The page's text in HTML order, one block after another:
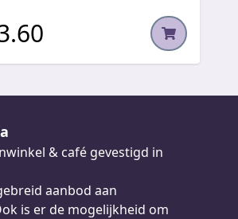
& café gevestigd in
aanbod aan
is er de mogelijkheid om